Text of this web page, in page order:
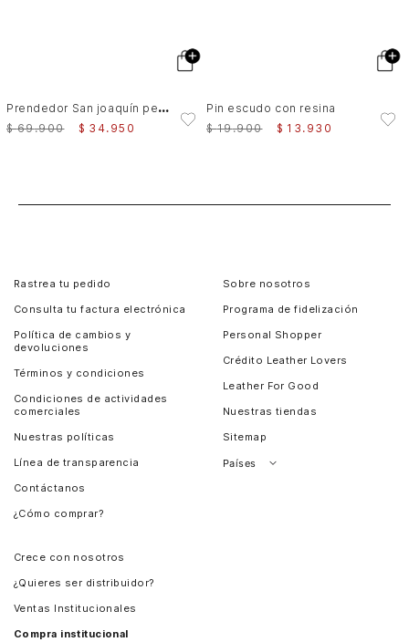
P
rendedor San joaquín pequeño en cuero para mujer
$ 69.900 $ 34. 950
Pin escudo con resina
$ 19.900 $ 13 . 930
Rastrea tu pedido
Consulta tu factura electrónica
Política de cambios y
devoluciones
Términos y condiciones
Condiciones de actividades
comerciales
Nuestras políticas
Línea de transparencia
Contáctanos
¿Cómo comprar?
Sobre nosotros
Programa de fidelización
Personal Shopper
Crédito Leather Lovers
Leather For Good
Nuestras tiendas
Sitemap
Países
Crece con nosotros
¿Quieres ser distribuidor?
Ventas Institucionales
Compra institucional